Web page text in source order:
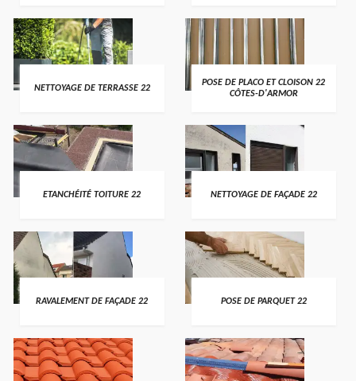
NETTOYAGE DE TERRASSE 22
POSE DE PLACO ET CLOISON 22
CÔTES-D'ARMOR
ETANCHÉITÉ TOITURE 22 NETTOYAGE DE FAÇADE 22
RAVALEMENT DE FAÇADE 22 POSE DE PARQUET 22